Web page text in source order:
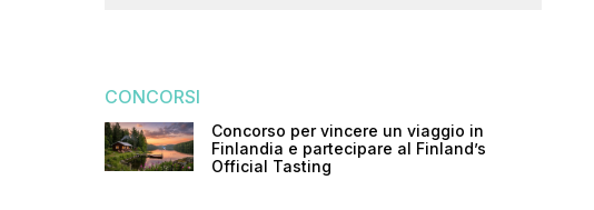
CONCORSI
Concorso per vincere un viaggio in
Finlandia e partecipare al Finland’s
Official Tasting